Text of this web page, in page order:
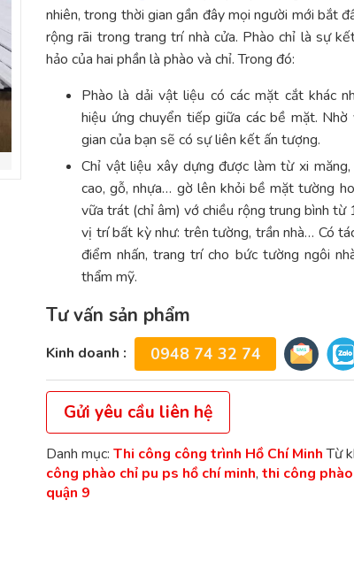
nhiên, trong thời gian gần đây mọi người mới bắt
rộng rãi trong trang trí nhà cửa. Phào chỉ là sự
hảo của hai phần là phào và chỉ. Trong đó:
Phào là dải vật liệu có các mặt cắt khác
hiệu ứng chuyển tiếp giữa các bề mặt. Nhờ
gian của bạn sẽ có sự liên kết ấn tượng.
Chỉ vật liệu xây dựng được làm từ xi măng,
cao, gỗ, nhựa… gờ lên khỏi bề mặt tường
vữa trát (chỉ âm) vớ chiều rộng trung bình từ
vị trí bất kỳ như: trên tường, trần nhà… Có
điểm nhấn, trang trí cho bức tường ngôi
thẩm mỹ.
Tư vấn sản phẩm
Kinh doanh : 0948 74 32 74
Gửi yêu cầu liên hệ
Danh mục: Thi công công trình Hồ Chí Minh Từ
công phào chỉ pu ps hồ chí minh, thi công
quận 9